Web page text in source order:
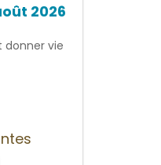
2026
donner vie